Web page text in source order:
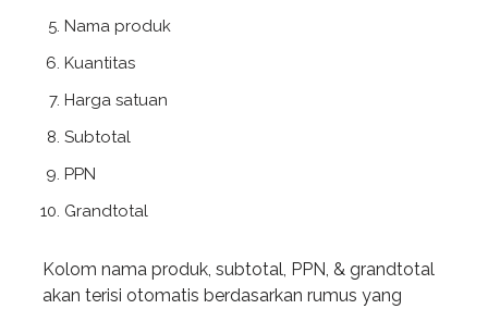
Nama produk
Kuantitas
Harga satuan
Subtotal
PPN
Grandtotal
Kolom nama produk, subtotal, PPN, & grandtotal
akan terisi otomatis berdasarkan rumus yang